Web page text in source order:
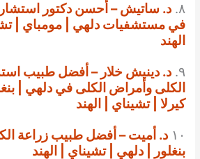
٨. د. ساتيش – أحسن دكتور
في مستشفيات دلهي | مومباي |
الهند
٩. د. دينيش خلار – أفضل طبيب
الكلى وأمراض الكلى في دلهي |
كيرلا | تشيناي | الهند
١٠ د. أميت – أفضل طبيب زراعة
بنغلور | دلهي | تشيناي | الهند